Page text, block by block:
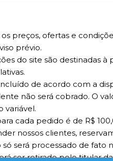
preços, ofertas e
prévio.
do site são destinadas
de acordo com a
não será cobrado. O
variável.
cada pedido é de R$
nossos clientes,
será processado de fato
ser retirado pelo titular